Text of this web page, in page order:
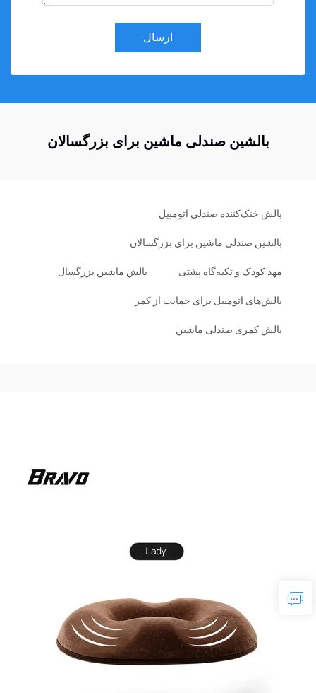
ارسال
بالشین صندلی ماشین برای بزرگسالان
بالش خنک‌کننده صندلی اتومبیل
بالشین صندلی ماشین برای بزرگسالان
مهد کودک و تکیه‌گاه پشتی بالش ماشین بزرگسال
بالش‌های اتومبیل برای حمایت از کمر
بالش کمری صندلی ماشین